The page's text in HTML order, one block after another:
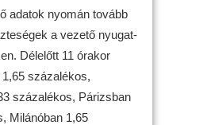
adatok nyomán tovább
a vezető nyugat-
Délelőtt 11 órakor
százalékos,
százalékos, Párizsban
Milánóban 1,65